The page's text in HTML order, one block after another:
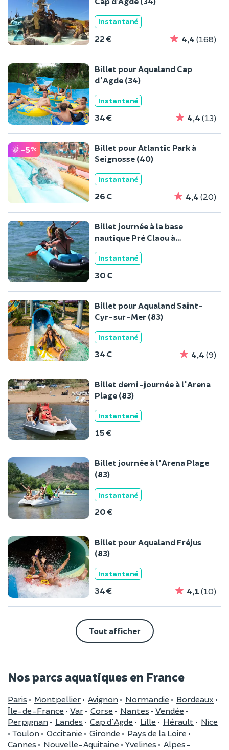
Instantané
22 € 4,4 (168)
Billet pour Aqualand Cap
d'Agde (34)
Instantané
34 € 4,4 (13)
-5%
Billet pour Atlantic Park à
Seignosse (40)
Instantané
26 € 4,4 (20)
Billet journée à la base
nautique Pré Claou à
Instantané
30 €
Billet pour Aqualand Saint-
Cyr-sur-Mer (83)
Instantané
34 € 4,4 (9)
Billet demi-journée à l'Arena
Plage (83)
Instantané
15 €
Billet journée à l'Arena Plage
(83)
Instantané
20 €
Billet pour Aqualand Fréjus
(83)
Instantané
34 € 4,1 (10)
Tout afficher
Nos parcs aquatiques en France
Paris • Montpellier • Avignon • Normandie • Bordeaux •
Île-de-France • Var • Corse • Nantes • Vendée •
Perpignan • Landes • Cap d'Agde • Lille • Hérault • Nice
•Toulon • Occitanie • Gironde • Pays de la Loire •
Cannes • Nouvelle-Aquitaine • Yvelines • Alpes-